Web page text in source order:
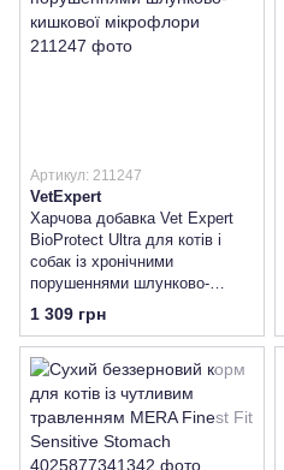
Артикул: 211247
VetExpert
Харчова добавка Vet Expert
BioProtect Ultra для котів і
собак із хронічними
порушеннями шлунково-
кишкової мікрофлори
1 309 грн